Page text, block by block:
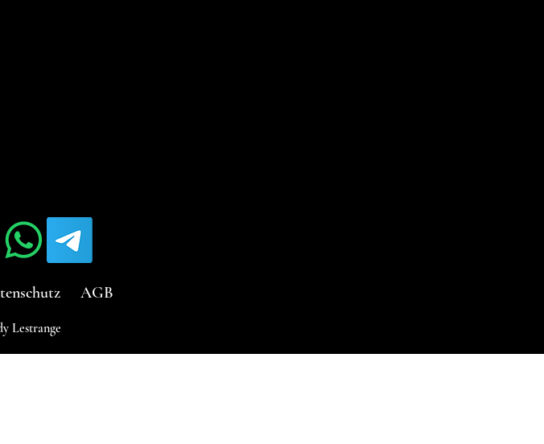
AGB
Lestrange